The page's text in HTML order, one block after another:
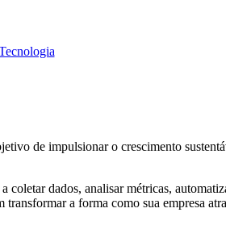
de impulsionar o crescimento
dados, analisar métricas,
a forma como sua empresa